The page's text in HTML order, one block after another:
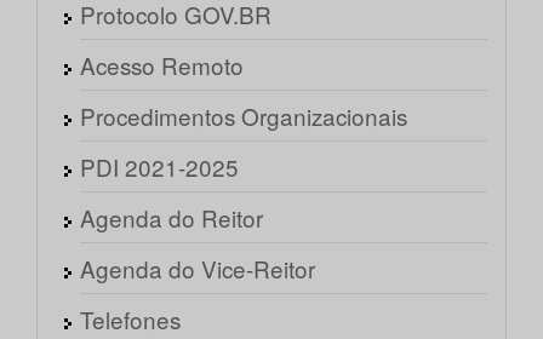
Protocolo GOV.BR
Acesso Remoto
Procedimentos Organizacionais
PDI 2021-2025
Agenda do Reitor
Agenda do Vice-Reitor
Telefones